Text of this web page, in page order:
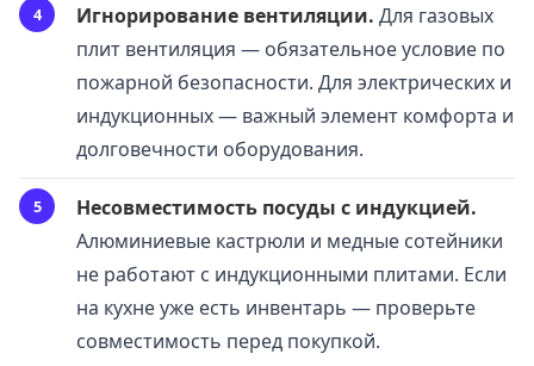
Игнорирование вентиляции. Для газовых
плит вентиляция — обязательное условие по
пожарной безопасности. Для электрических и
индукционных — важный элемент комфорта и
долговечности оборудования.
Несовместимость посуды с индукцией.
Алюминиевые кастрюли и медные сотейники
не работают с индукционными плитами. Если
на кухне уже есть инвентарь — проверьте
совместимость перед покупкой.